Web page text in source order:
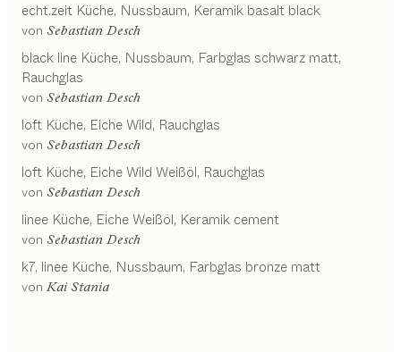
echt.zeit Küche Nussbaum, Keramik basalt black
von Sebastian Desch
black line Küche Nussbaum, Farbglas schwarz matt,
Rauchglas
von Sebastian Desch
loft Küche Eiche Wild, Rauchglas
von Sebastian Desch
loft Küche Eiche Wild Weißöl, Rauchglas
von Sebastian Desch
linee Küche Eiche Weißöl, Keramik cement
von Sebastian Desch
k7, linee Küche Nussbaum, Farbglas bronze matt
von Kai Stania